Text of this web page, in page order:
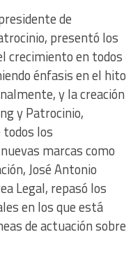
de
presentó los
crecimiento en todos
énfasis en el hito
y la creación
y Patrocinio,
todos los
marcas como
José Antonio
Legal, repasó los
en los que está
de actuación sobre